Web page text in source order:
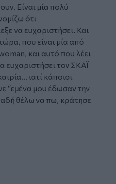
Είναι μία πολύ
ότι
να ευχαριστήσει. Και
που είναι μία από
και αυτό που λέει
ευχαριστήσει τον ΣΚΑΪ
ιατί κάποιοι
“εμένα μου έδωσαν την
θέλω να πω, κράτησε